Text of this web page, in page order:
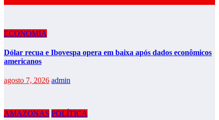
ECONOMIA
Dólar recua e Ibovespa opera em baixa após dados econômicos
americanos
agosto 7, 2026 admin
AMAZONAS POLÍTICA